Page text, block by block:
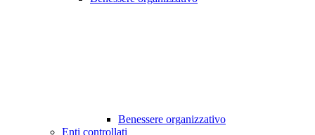
Benessere organizzativo
Enti controllati